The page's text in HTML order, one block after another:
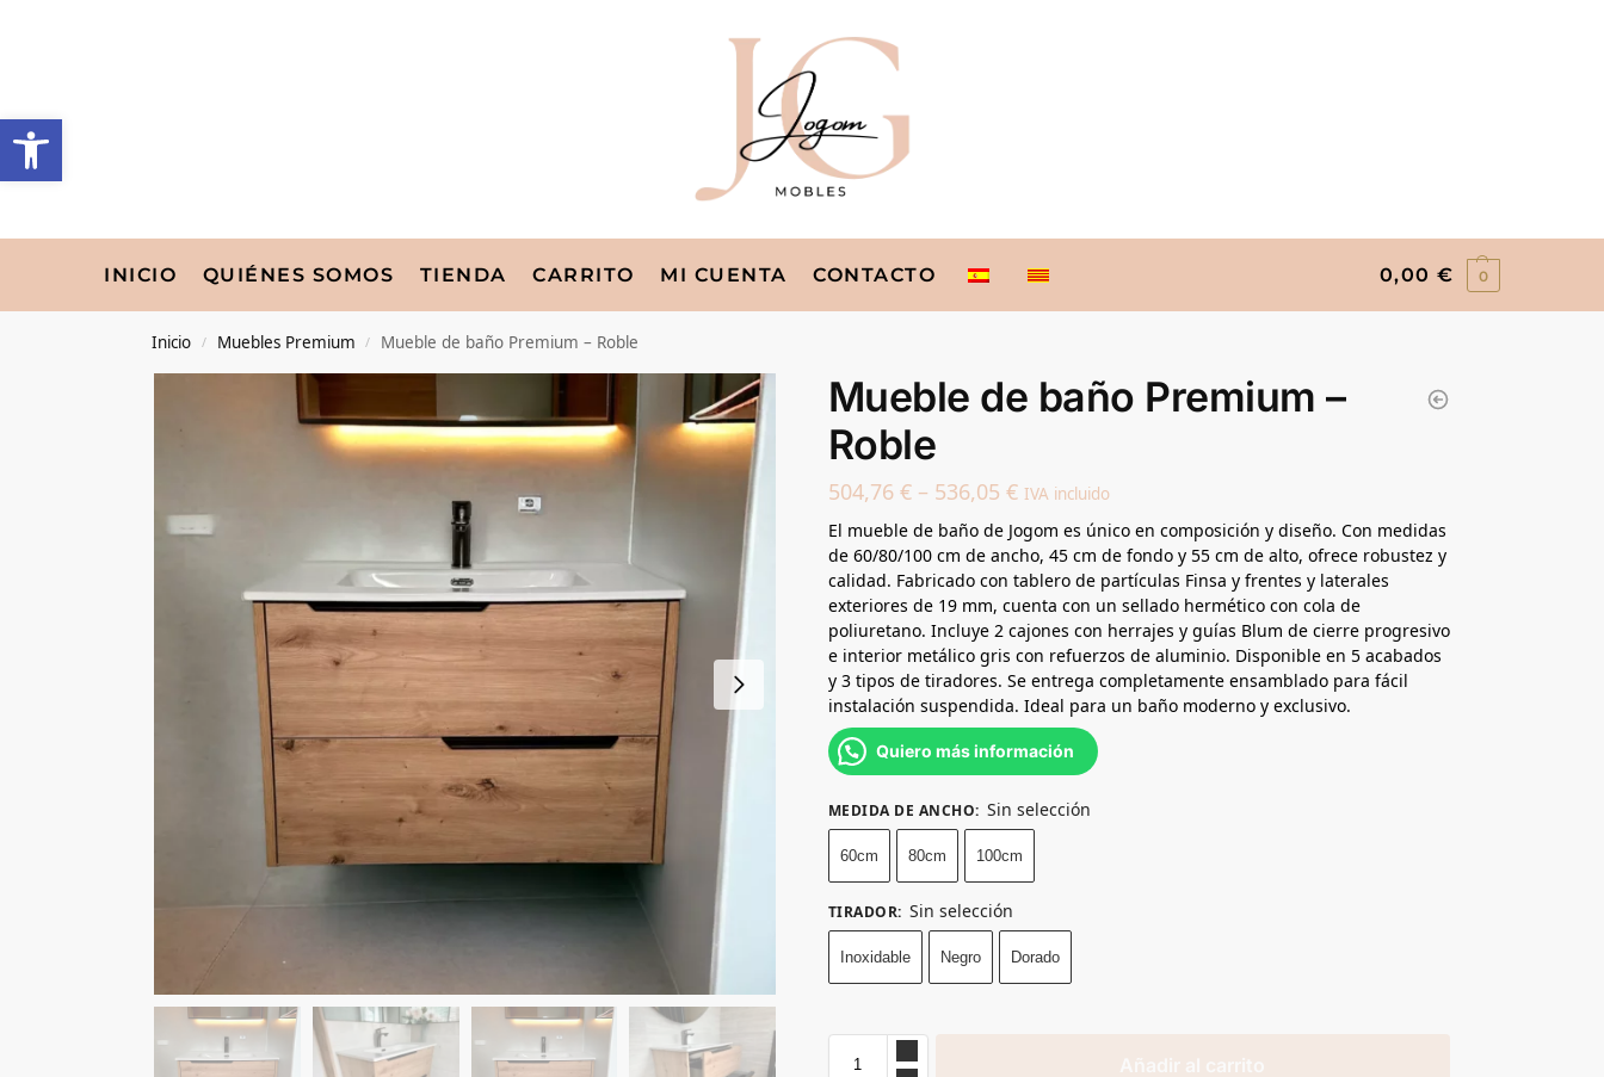
INICIO QUIÉNES SOMOS TIENDA CARRITO MI CUENTA CONTACTO 0,00 € 0
Inicio / Muebles Premium / Mueble de baño Premium – Roble
Mueble de baño Premium –
Roble
504,76 € – 536,05 € IVA incluido
El mueble de baño de Jogom es único en composición y diseño. Con medidas
de 60/80/100 cm de ancho, 45 cm de fondo y 55 cm de alto, ofrece robustez y
calidad. Fabricado con tablero de partículas Finsa y frentes y laterales
exteriores de 19 mm, cuenta con un sellado hermético con cola de
poliuretano. Incluye 2 cajones con herrajes y guías Blum de cierre progresivo
e interior metálico gris con refuerzos de aluminio. Disponible en 5 acabados
y 3 tipos de tiradores. Se entrega completamente ensamblado para fácil
instalación suspendida. Ideal para un baño moderno y exclusivo.
Quiero más información
MEDIDA DE ANCHO: Sin selección
60cm 80cm 100cm
TIRADOR: Sin selección
Inoxidable Negro Dorado